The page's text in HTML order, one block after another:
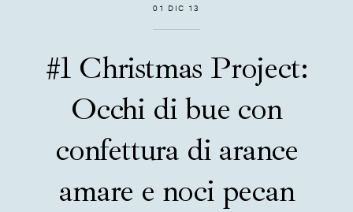
01 DIC 13
#1 Christmas Project:
Occhi di bue con
confettura di arance
amare e noci pecan